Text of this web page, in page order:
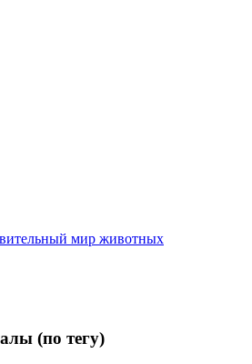
мир животных
(по тегу)